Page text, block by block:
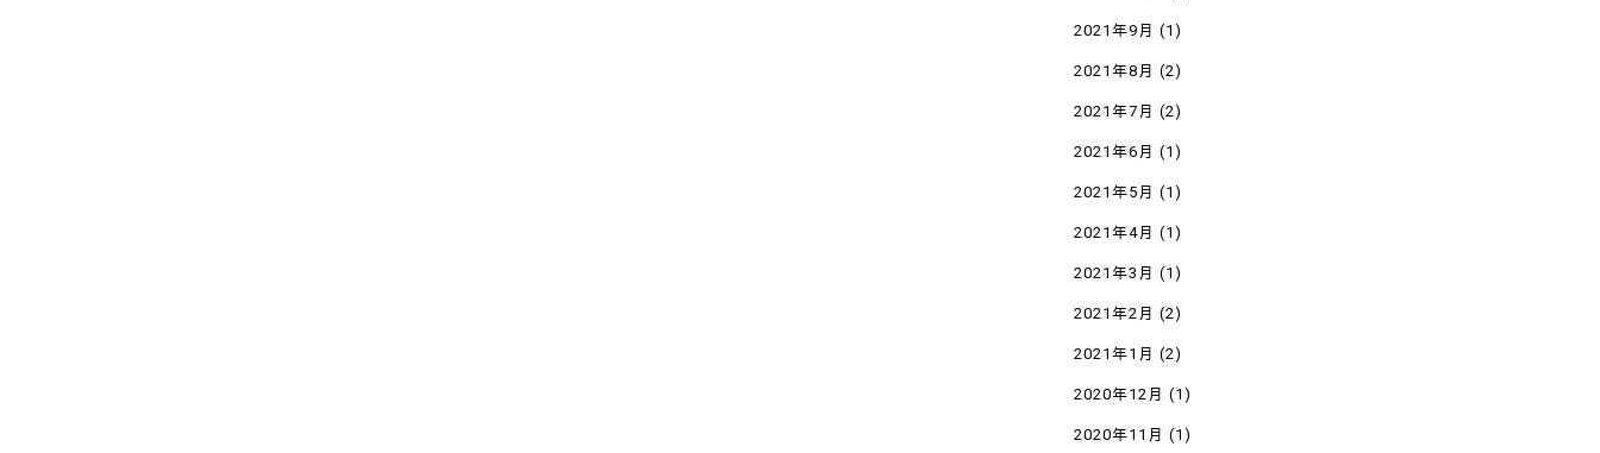
2021年9月 (1)
2021年8月 (2)
2021年7月 (2)
2021年6月 (1)
2021年5月 (1)
2021年4月 (1)
2021年3月 (1)
2021年2月 (2)
2021年1月 (2)
2020年12月 (1)
2020年11月 (1)